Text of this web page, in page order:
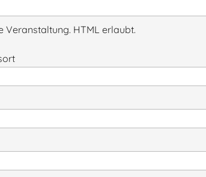
Veranstaltung. HTML erlaubt.